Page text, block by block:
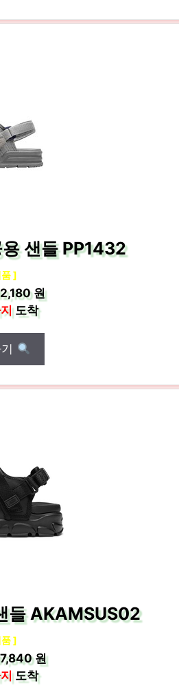
샌들 PP1432
]
원
도착
들 AKAMSUS02
]
원
도착